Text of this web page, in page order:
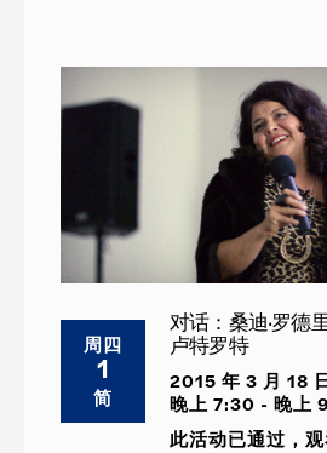
周四
1
简
对话：桑迪·罗德
卢特罗特
2015 年 3 月 18
晚上 7:30 - 晚上
此活动已通过，